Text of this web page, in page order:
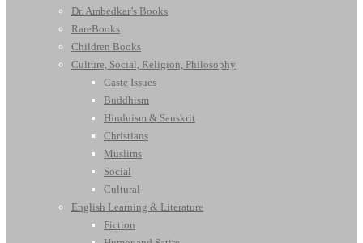
Dr. Ambedkar’s Books
RareBooks
Children Books
Culture, Social, Religion, Philosophy
Caste Issues
Buddhism
Hinduism & Sanskrit
Christians
Muslims
Social
Cultural
English Learning & Literature
Fiction